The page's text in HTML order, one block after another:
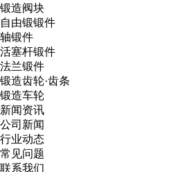
锻造阀块
自由锻锻件
轴锻件
活塞杆锻件
法兰锻件
锻造齿轮·齿条
锻造车轮
新闻资讯
公司新闻
行业动态
常见问题
联系我们